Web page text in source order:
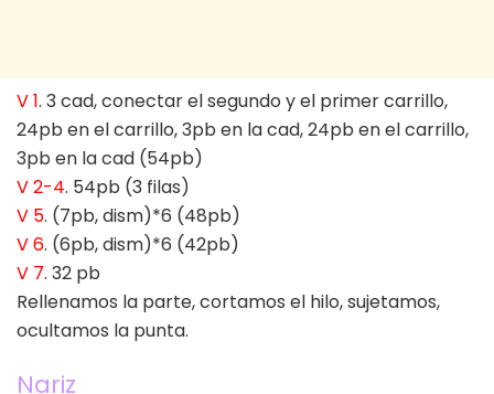
V 1. 3 cad, conectar el segundo y el primer carrillo,
24pb en el carrillo, 3pb en la cad, 24pb en el carrillo,
3pb en la cad (54pb)
V 2-4. 54pb (3 filas)
V 5. (7pb, dism)*6 (48pb)
V 6. (6pb, dism)*6 (42pb)
V 7. 32 pb
Rellenamos la parte, cortamos el hilo, sujetamos,
ocultamos la punta.
Nariz